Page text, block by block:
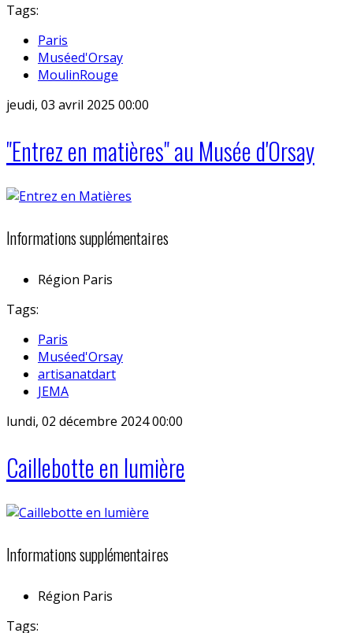
Tags:
Paris
Muséed'Orsay
MoulinRouge
jeudi, 03 avril 2025 00:00
"Entrez en matières" au Musée d'Orsay
Informations supplémentaires
Région Paris
Tags:
Paris
Muséed'Orsay
artisanatdart
JEMA
lundi, 02 décembre 2024 00:00
Caillebotte en lumière
Informations supplémentaires
Région Paris
Tags: